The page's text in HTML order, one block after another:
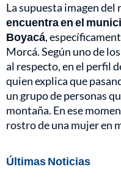
La supuesta imagen del
encuentraen el
Boyacá,
Morcá. Según uno de
al respecto, en el perfil
quien explica que
un grupo de personas
montaña. En ese
rostro de una mujer en
Últimas Noticias